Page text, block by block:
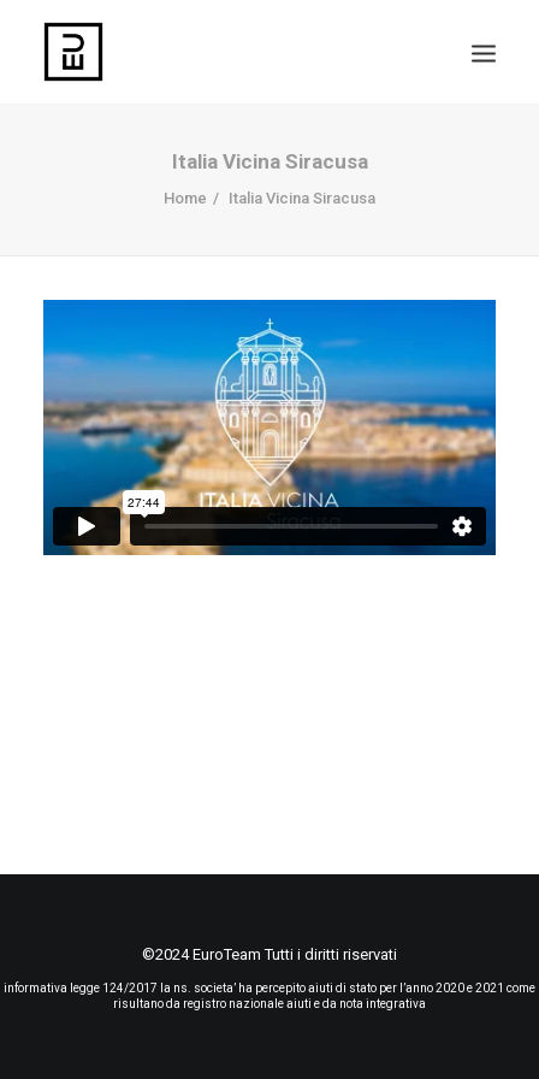
Italia Vicina Siracusa
Home Italia Vicina Siracusa
©2024 EuroTeam Tutti i diritti riservati
informativa legge 124/2017 la ns. societa’ ha percepito aiuti di stato per l’anno 2020 e 2021 come
risultano da registro nazionale aiuti e da nota integrativa